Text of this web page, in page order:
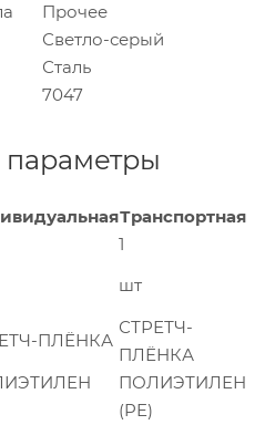
Прочее
Светло-серый
Сталь
7047
параметры
Транспортная
1
шт
ПЛЁНКА
СТРЕТЧ-
ПЛЁНКА
ПОЛИЭТИЛЕН
(PE)